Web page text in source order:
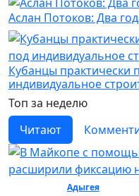
Аслан Потоков: Два
Кубанцы практически
индивидуальное
Топ за неделю
Читают
Адыгея/